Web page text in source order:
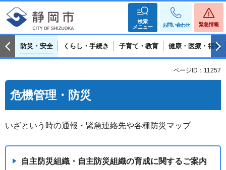
検索
メニュー
お問い合わせ 緊急情報
防災・安全 くらし・手続き 子育て・教育 健康・医療・福祉
ページID：11257
危機管理・防災
いざという時の通報・緊急連絡先や各種防災マップ
自主防災組織・自主防災組織の育成に関するご案内